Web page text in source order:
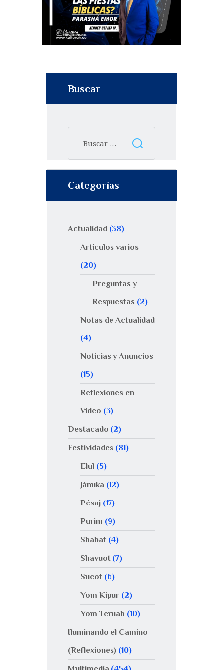
Buscar
Categorías
Actualidad (38)
Artículos varios
(20)
Preguntas y
Respuestas (2)
Notas de Actualidad
(4)
Noticias y Anuncios
(15)
Reflexiones en
Video (3)
Destacado (2)
Festividades (81)
Elul(5)
Jánuka (12)
Pésaj(17)
Purim (9)
Shabat(4)
Shavuot(7)
Sucot(6)
Yom Kipur(2)
Yom Teruah (10)
Iluminando el Camino
(Reflexiones) (10)